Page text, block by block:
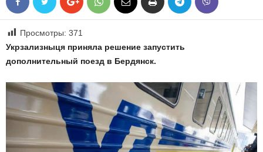
Просмотры: 371
Укрзализныця приняла решение запустить
дополнительный поезд в Бердянск.